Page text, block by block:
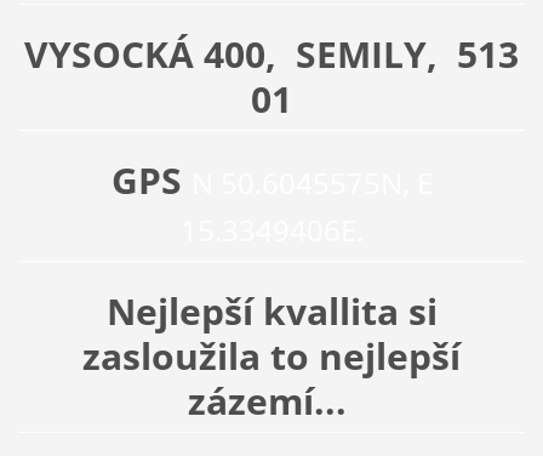
VYSOCKÁ 400, SEMILY, 513
01
GPS
Nejlepší kvallita si
zasloužila to nejlepší
zázemí...